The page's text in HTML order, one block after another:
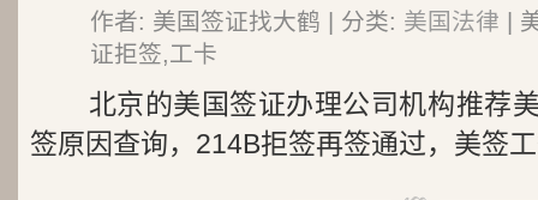
作者: 美国签证找大鹤 | 分类: 美国法律 |
证拒签,工卡
北京的美国签证办理公司机构推荐
签原因查询，214B拒签再签通过，美签